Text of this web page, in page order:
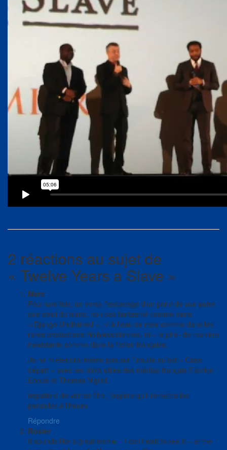
2 réactions au sujet de
« Twelve Years a Slave »
Marc
Pour une fois, on verra l’esclavage d’un point de vue autre
que celui du blanc, non pas fantasmé comme dans
« Django Unchained », ni à l’eau de rose comme dans les
rares productions Hollywoodiennes, ni – le pire- de manière
inexistante comme dans la fiction française.
Je ne m’étendrai même pas sur l’insulte qu’est « Case
départ » avec les idiots utiles des médias français Fabrice
Eboué et Thomas N’gijol.
Impatient de voir ce film, j’espère qu’il remettra les
pendules à l’heure.
Répondre
Rosier
It sounds like a great movie – I can’t wait to see it – at the